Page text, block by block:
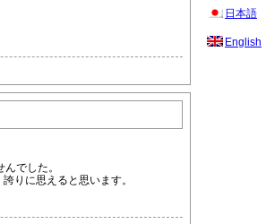
でした。
りに思えると思います。
日本語
English